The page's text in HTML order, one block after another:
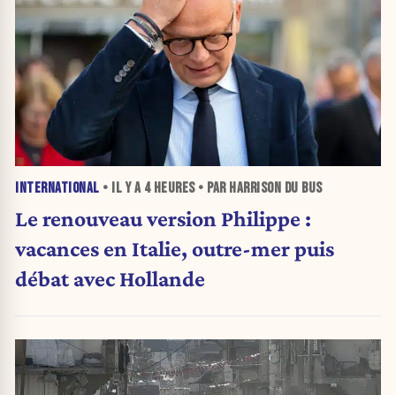
INTERNATIONAL • IL Y A 4 HEURES• PAR HARRISON DU BUS
Le renouveau version Philippe :
vacances en Italie, outre-mer puis
débat avec Hollande